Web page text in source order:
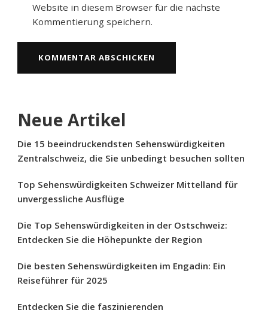
Website in diesem Browser für die nächste
Kommentierung speichern.
Neue Artikel
Die 15 beeindruckendsten Sehenswürdigkeiten
Zentralschweiz, die Sie unbedingt besuchen sollten
Top Sehenswürdigkeiten Schweizer Mittelland für
unvergessliche Ausflüge
Die Top Sehenswürdigkeiten in der Ostschweiz:
Entdecken Sie die Höhepunkte der Region
Die besten Sehenswürdigkeiten im Engadin: Ein
Reiseführer für 2025
Entdecken Sie die faszinierenden